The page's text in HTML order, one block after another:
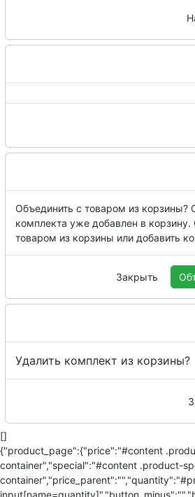
Объединить с товаром из корзины?
комплекта уже добавлен в корзину.
товаром из корзины или добавить
Закрыть
Удалить комплект из корзины?
[]
{"product_page":{"price":"#content
container","special":"#content .product-